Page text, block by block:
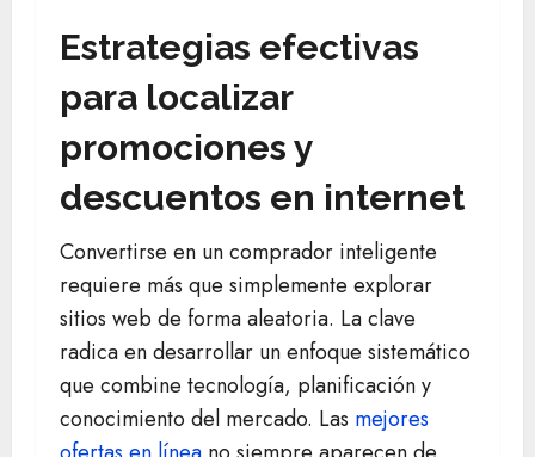
Estrategias efectivas
para localizar
promociones y
descuentos en internet
Convertirse en un comprador inteligente
requiere más que simplemente explorar
sitios web de forma aleatoria. La clave
radica en desarrollar un enfoque sistemático
que combine tecnología, planificación y
conocimiento del mercado. Las mejores